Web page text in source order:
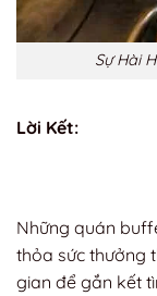
Sự Hài
Lời Kết:
Những quán
thỏa sức thưởng
gian để gắn kết